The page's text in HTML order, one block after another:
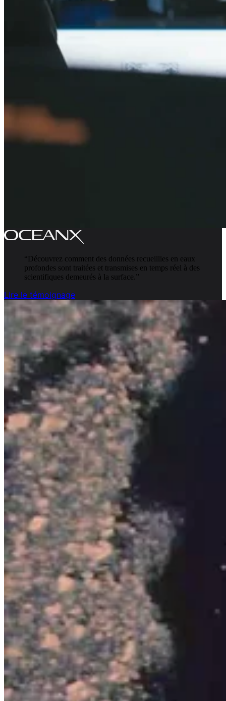
“Découvrez comment des données recueillies en eaux
profondes sont traitées et transmises en temps réel à des
scientifiques demeurés à la surface. ”
Lire le témoignage